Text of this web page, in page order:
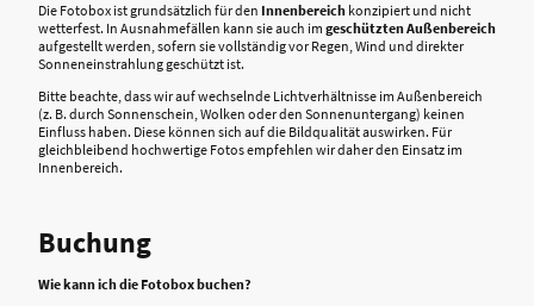
Die Fotobox ist grundsätzlich für den Innenbereich konzipiert und nicht
wetterfest. In Ausnahmefällen kann sie auch im geschützten Außenbereich
aufgestellt werden, sofern sie vollständig vor Regen, Wind und direkter
Sonneneinstrahlung geschützt ist.
Bitte beachte, dass wir auf wechselnde Lichtverhältnisse im Außenbereich
(z. B. durch Sonnenschein, Wolken oder den Sonnenuntergang) keinen
Einfluss haben. Diese können sich auf die Bildqualität auswirken. Für
gleichbleibend hochwertige Fotos empfehlen wir daher den Einsatz im
Innenbereich.
Buchung
Wie kann ich die Fotobox buchen?